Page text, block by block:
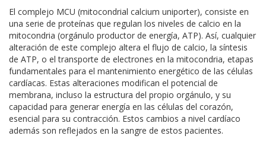
El complejo MCU (mitocondrial calcium uniporter), consiste en
una serie de proteínas que regulan los niveles de calcio en la
mitocondria (orgánulo productor de energía, ATP). Así, cualquier
alteración de este complejo altera el flujo de calcio, la síntesis
de ATP, o el transporte de electrones en la mitocondria, etapas
fundamentales para el mantenimiento energético de las células
cardíacas. Estas alteraciones modifican el potencial de
membrana, incluso la estructura del propio orgánulo, y su
capacidad para generar energía en las células del corazón,
esencial para su contracción. Estos cambios a nivel cardíaco
además son reflejados en la sangre de estos pacientes.